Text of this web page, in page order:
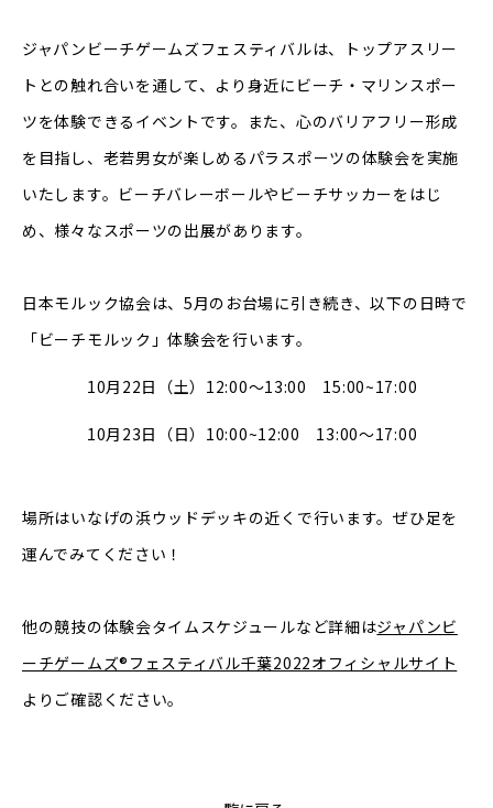
ジャパンビーチゲームズフェスティバルは、トップアスリー
トとの触れ合いを通して、より身近にビーチ・マリンスポー
ツを体験できるイベントです。また、心のバリアフリー形成
を目指し、老若男女が楽しめるパラスポーツの体験会を実施
いたします。ビーチバレーボールやビーチサッカーをはじ
め、様々なスポーツの出展があります。
日本モルック協会は、5月のお台場に引き続き、以下の日時で
「ビーチモルック」体験会を行います。
10月22日（土）12:00～13:00 15:00~17:00
10月23日（日）10:00~12:00 13:00～17:00
場所はいなげの浜ウッドデッキの近くで行います。ぜひ足を
運んでみてください！
他の競技の体験会タイムスケジュールなど詳細はジャパンビ
ーチゲームズ®フェスティバル千葉2022オフィシャルサイト
よりご確認ください。